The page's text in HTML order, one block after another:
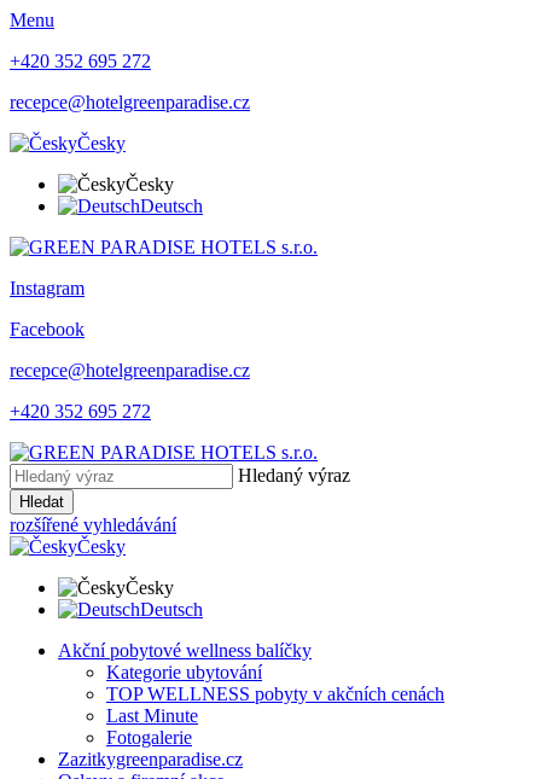
Menu
+420 352 695 272
recepce@hotelgreenparadise.cz
Česky
Česky
Deutsch
Instagram
Facebook
recepce@hotelgreenparadise.cz
+420 352 695 272
Hledaný výraz
Hledat
rozšířené vyhledávání
Česky
Česky
Deutsch
Akční pobytové wellness balíčky
Kategorie ubytování
TOP WELLNESS pobyty v akčních cenách
Last Minute
Fotogalerie
Zazitkygreenparadise.cz